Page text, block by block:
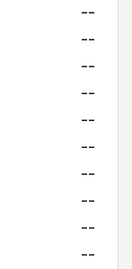
--
--
--
--
--
--
--
--
--
--